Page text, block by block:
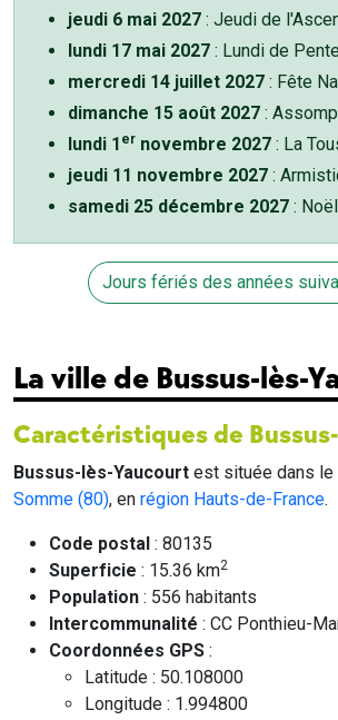
jeudi 6 mai 2027 : Jeudi de
lundi 17 mai 2027 : Lundi de
mercredi 14 juillet 2027 : Fête
dimanche 15 août 2027 :
lundi 1 er novembre 2027 : La
jeudi 11 novembre 2027 :
samedi 25 décembre 2027 : Noël
Jours fériés des années
La ville de Bussus-lès-
Caractéristiques de
Bussus-lès-Yaucourt est située dans le
Somme (80), en région Hauts-de-France.
Code postal : 80135
Superficie : 15.36 km2
Population : 556 habitants
Intercommunalité : CC Ponthieu-
Coordonnées GPS :
Latitude : 50.108000
Longitude : 1.994800